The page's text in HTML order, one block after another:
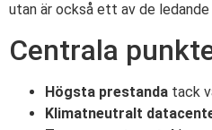
utan är också ett av de
Centrala
Högsta prestanda tack
Klimatneutralt